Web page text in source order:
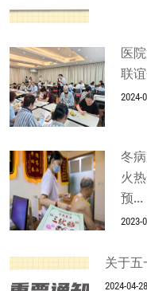
医
联
2024-
冬
火
预...
2023-
关于五
2024-04-28